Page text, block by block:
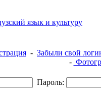
- Забыли свой
-
Пароль: